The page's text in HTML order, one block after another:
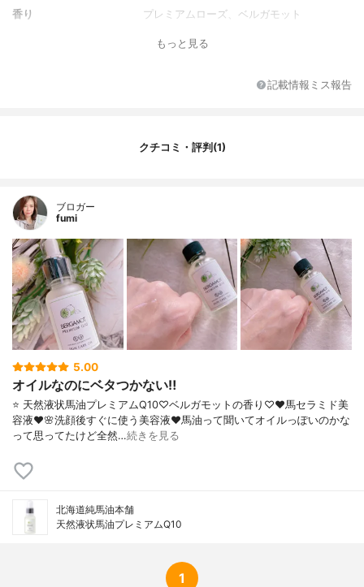
香り
プレミアムローズ、ベルガモット
もっと見る
記載情報ミス報告
クチコミ・評判(1)
ブロガー
fumi
5.00
オイルなのにベタつかない‼️
⭐️ 天然液状馬油プレミアムQ10♡ベルガモットの香り♡♥︎馬セラミド美
容液♥︎🌸洗顔後すぐに使う美容液♥︎馬油って聞いてオイルっぽいのかな
って思ってたけど全然…続きを見る
北海道純馬油本舗
天然液状馬油プレミアムQ10
1